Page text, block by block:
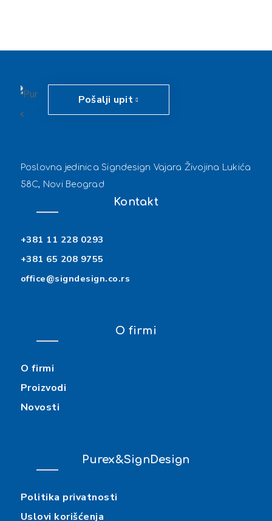
Pošalji upit
Poslovna jedinica Signdesign Vajara Živojina Lukića
58C, Novi Beograd
Kontakt
+381 11 228 0293
+381 65 208 9755
office@signdesign.co.rs
O firmi
O firmi
Proizvodi
Novosti
Purex&SignDesign
Politika privatnosti
Uslovi korišćenja